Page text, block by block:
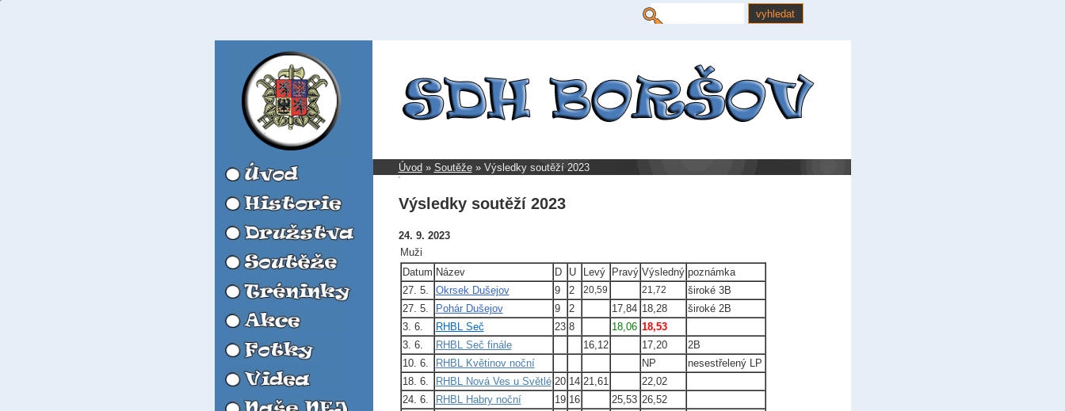
Úvod » Soutěže» Výsledky soutěží 2023
Výsledky soutěží 2023
24. 9. 2023
Muži
Datum Název D U Levý Pravý Výsledný poznámka
27. 5.
Okrsek Dušejov 9 2 20,59 21,72
široké 3B
27. 5.
Pohár Dušejov 9 2 17,84 18,28
široké 2B
3. 6.
RHBL Seč 23 8 18,06 18,53
3. 6.
RHBL Seč finále 16,12 17,20
2B
10. 6.
RHBL Květinov noční NP nesestřelený LP
18. 6.
RHBL Nová Ves u Světlé 20 14 21,61
22,02
24. 6.
RHBL Habry noční 19 16 25,53 26,52